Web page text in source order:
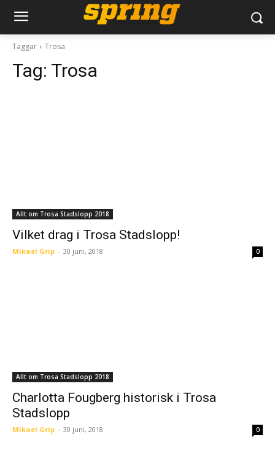
Taggar Trosa
Tag: Trosa
Allt om Trosa Stadslopp 2018
Vilket drag i Trosa Stadslopp!
Mikael Grip - 30 juni, 2018 0
Allt om Trosa Stadslopp 2018
Charlotta Fougberg historisk i Trosa
Stadslopp
Mikael Grip - 30 juni, 2018 0